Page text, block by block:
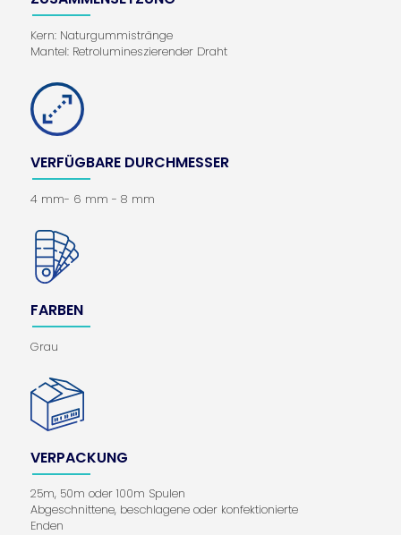
Kern: Naturgummistränge
Mantel: Retrolumineszierender Draht
VERFÜGBARE DURCHMESSER
4 mm- 6 mm - 8 mm
FARBEN
Grau
VERPACKUNG
25m, 50m oder 100m Spulen
Abgeschnittene, beschlagene oder konfektionierte
Enden